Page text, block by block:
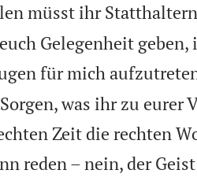
müsst ihr
Gelegenheit
für mich
was ihr zu eurer
Zeit die rechten
reden – nein, der